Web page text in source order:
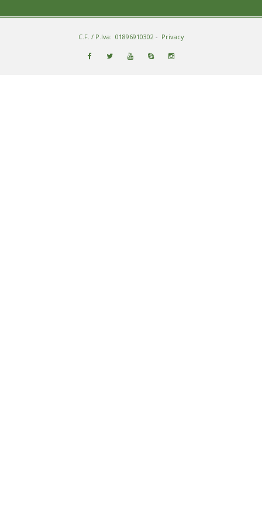
C.F. / P.Iva: 01896910302- Privacy